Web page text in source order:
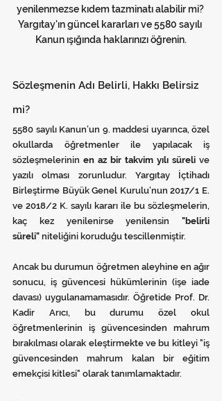
yenilenmezse kıdem tazminatı alabilir mi?
Yargıtay'ın güncel kararları ve 5580 sayılı
Kanun ışığında haklarınızı öğrenin.
Sözleşmenin Adı Belirli, Hakkı Belirsiz
mi?
5580 sayılı Kanun’un 9. maddesi uyarınca, özel
okullarda öğretmenler ile yapılacak iş
sözleşmelerinin en az bir takvim yılı süreli ve
yazılı olması zorunludur. Yargıtay İçtihadı
Birleştirme Büyük Genel Kurulu’nun 2017/1 E.
ve 2018/2 K. sayılı kararı ile bu sözleşmelerin,
kaç kez yenilenirse yenilensin "belirli
süreli" niteliğini koruduğu tescillenmiştir.
Ancak bu durumun öğretmen aleyhine en ağır
sonucu, iş güvencesi hükümlerinin (işe iade
davası) uygulanamamasıdır. Öğretide Prof. Dr.
Kadir Arıcı, bu durumu özel okul
öğretmenlerinin iş güvencesinden mahrum
bırakılması olarak eleştirmekte ve bu kitleyi "iş
güvencesinden mahrum kalan bir eğitim
emekçisi kitlesi" olarak tanımlamaktadır.